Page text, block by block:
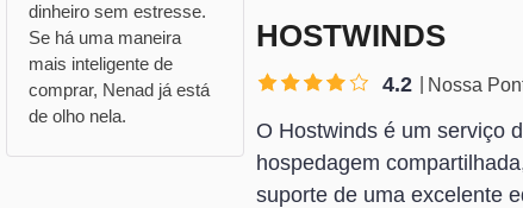
dinheiro sem estresse.
Se há uma maneira
mais inteligente de
comprar, Nenad já está
de olho nela.
HOSTWINDS
4.2 Nossa
O Hostwinds é um serviço
hospedagem
suporte de uma excelente